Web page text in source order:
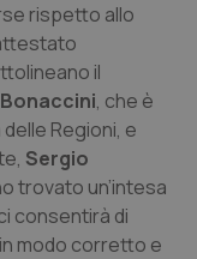
rispetto allo
il
, che è
Regioni, e
Sergio
trovato un’intesa
consentirà di
modo corretto e